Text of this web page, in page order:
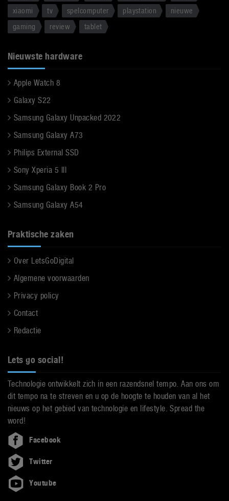
xiaomi
tv spelcomputer playstation
nieuwe
gaming
review tablet
Nieuwste hardware
Apple Watch 8
Galaxy S22
Samsung Galaxy Unpacked 2022
Samsung Galaxy A73
Philips External SSD
Sony Xperia 5 III
Samsung Galaxy Book 2 Pro
Samsung Galaxy A54
Praktische zaken
Over LetsGoDigital
Algemene voorwaarden
Privacy policy
Contact
Redactie
Lets go social!
Technologie ontwikkelt zich in een razendsnel tempo. Aan ons om
dit tempo na te streven en u op de hoogte te houden van al het
nieuws op het gebied van technologie en lifestyle. Spread the
word!
Facebook
Twitter
Youtube